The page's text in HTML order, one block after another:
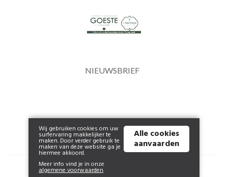
NIEUWSBRIEF
© 2026 shop.lheritage.be | Powered by
Wij gebruiken cookies om uw
surfervaring makkelijker te
maken. Door verder gebruik te
maken van deze website ga je
hiermee akkoord.
Meer info vind je in onze
algemene voorwaarden.
Alle cookies
aanvaarden